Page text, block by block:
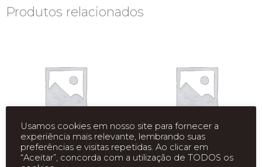
Produtos relacionados
ESGOTADO
ADAPTADOR USB S/FIO
ESGOTADO
ADAPTADOR UNIVERSAL
Usamos cookies em nosso site para fornecer a
experiência mais relevante, lembrando suas
preferências e visitas repetidas. Ao clicar em
“Aceitar”, concorda com a utilização de TODOS os